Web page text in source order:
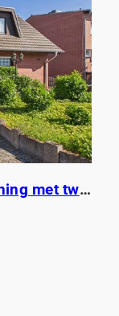
Niederkrüchten: eengezinswoning met twee garages en een groot perceel aan de rand van het bos